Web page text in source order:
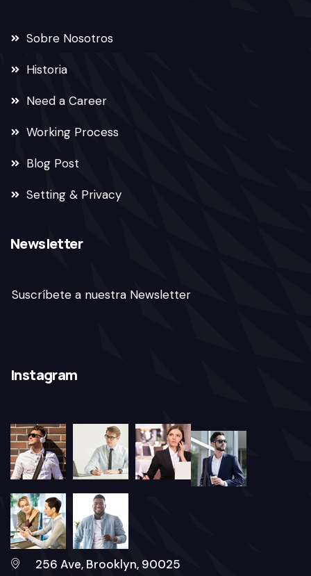
Sobre Nosotros
Historia
Need a Career
Working Process
Blog Post
Setting & Privacy
Newsletter
Suscríbete a nuestra Newsletter
Instagram
256 Ave, Brooklyn, 90025